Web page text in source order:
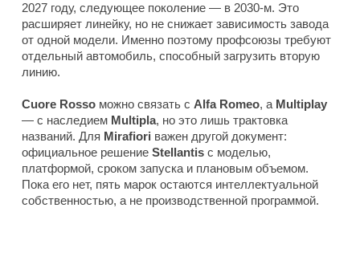
2027 году, следующее поколение — в 2030-м. Это
расширяет линейку, но не снижает зависимость завода
от одной модели. Именно поэтому профсоюзы требуют
отдельный автомобиль, способный загрузить вторую
линию.
Cuore Rosso можно связать с Alfa Romeo, а Multiplay
— с наследием Multipla, но это лишь трактовка
названий. Для Mirafiori важен другой документ:
официальное решение Stellantis с моделью,
платформой, сроком запуска и плановым объемом.
Пока его нет, пять марок остаются интеллектуальной
собственностью, а не производственной программой.